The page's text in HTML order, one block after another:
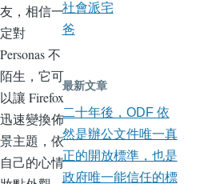
友，相信一
定對
Personas 不
陌生，它可
以讓 Firefox
迅速變換佈
景主題，依
自己的心情
社會派宅
爸
最新文章
二十年後，ODF 依
然是辦公文件唯一真
正的開放標準，也是
政府唯一能信任的標